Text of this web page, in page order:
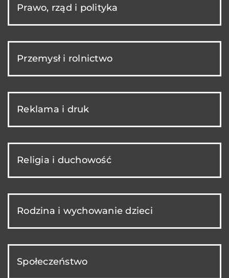
Prawo, rząd i polityka
Przemysł i rolnictwo
Reklama i druk
Religia i duchowość
Rodzina i wychowanie dzieci
Społeczeństwo